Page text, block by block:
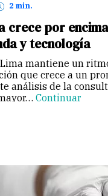
2 min.
crece por
y tecnología
mantiene un
que crece a un
análisis de la
Continuar